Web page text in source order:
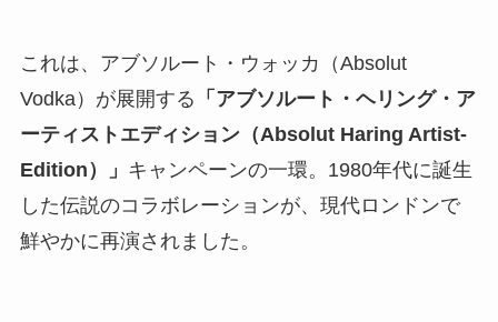
これは、アブソルート・ウォッカ（Absolut
Vodka）が展開する 「 アブソルート・ヘリング・ア
ーティストエディション（Absolut Haring Artist-
Edition）
」 キャンペーンの一環。1980年代に誕生
した伝説のコラボレーションが、現代ロンドンで
鮮やかに再演されました。